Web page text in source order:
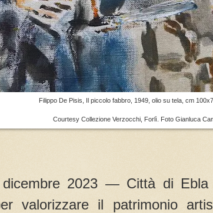
Filippo De Pisis, Il piccolo fabbro, 1949, olio su tela, cm
Courtesy Collezione Verzocchi, Forlì. Foto Gianluca
2023 — Città di Ebla
valorizzare il patrimonio